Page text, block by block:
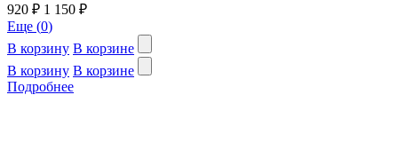
920 ₽ 1 150 ₽
Еще (0)
В корзину В корзине
В корзину В корзине
Подробнее